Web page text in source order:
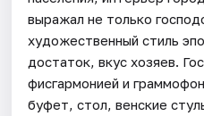
выражал не только
художественный стиль
достаток, вкус хозяев.
фисгармонией и
буфет, стол, венские